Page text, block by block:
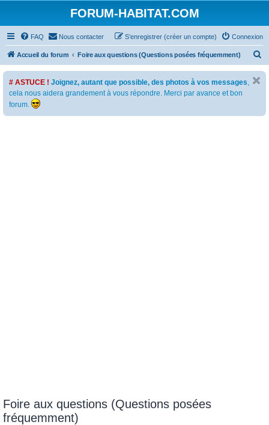
FORUM-HABITAT.COM
FAQ Nous contacter Connexion
S’enregistrer (créer un compte)
Accueil du forum Foire aux questions (Questions posées fréquemment)
e
# ASTUCE ! Joignez, autant que possible, des photos à vos messages,
cela nous aidera grandement à vous répondre. Merci par avance et bon
forum.
Foire aux questions (Questions posées
fréquemment)